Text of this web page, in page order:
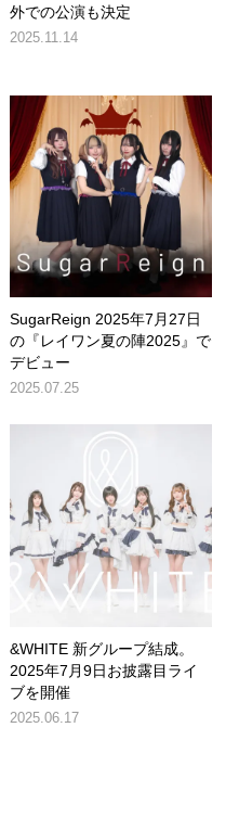
外での公演も決定
2025.11.14
SugarReign 2025年7月27日
の『レイワン夏の陣2025』で
デビュー
2025.07.25
&WHITE 新グループ結成。
2025年7月9日お披露目ライ
ブを開催
2025.06.17